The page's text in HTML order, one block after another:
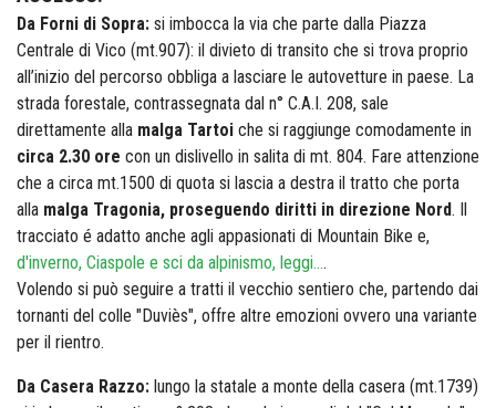
Da Forni di Sopra: si imbocca la via che parte dalla Piazza
Centrale di Vico (mt.907): il divieto di transito che si trova proprio
all’inizio del percorso obbliga a lasciare le autovetture in paese. La
strada forestale, contrassegnata dal n° C.A.I. 208, sale
direttamente alla malga Tartoi che si raggiunge comodamente in
circa 2.30 ore con un dislivello in salita di mt. 804. Fare attenzione
che a circa mt.1500 di quota si lascia a destra il tratto che porta
alla malga Tragonia, proseguendo diritti in direzione Nord. Il
tracciato é adatto anche agli appasionati di Mountain Bike e,
d'inverno, Ciaspole e sci da alpinismo, leggi....
Volendo si può seguire a tratti il vecchio sentiero che, partendo dai
tornanti del colle "Duviès", offre altre emozioni ovvero una variante
per il rientro.
Da Casera Razzo: lungo la statale a monte della casera (mt.1739)